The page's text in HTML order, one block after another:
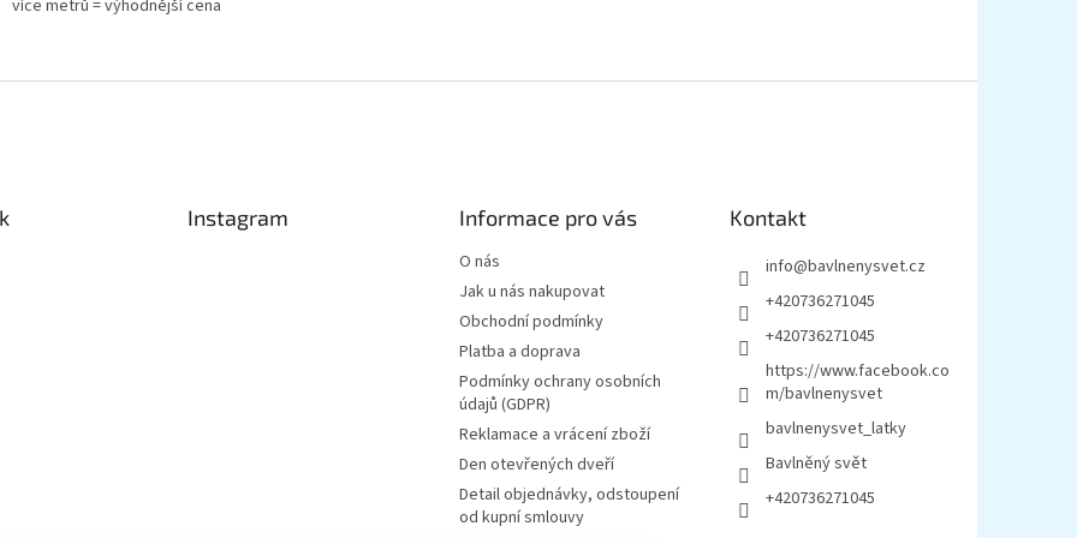
více metrů = výhodnější cena
Instagram Informace pro vás
O nás
Jak u nás nakupovat
Obchodní podmínky
Platba a doprava
Podmínky ochrany osobních
údajů (GDPR)
Reklamace a vrácení zboží
Den otevřených dveří
Detail objednávky, odstoupení
od kupní smlouvy
Kontakt
info@bavlnenysvet.cz
+420736271045
+420736271045
https://www.facebook.co
m/bavlnenysvet
bavlnenysvet_latky
Bavlněný svět
+420736271045